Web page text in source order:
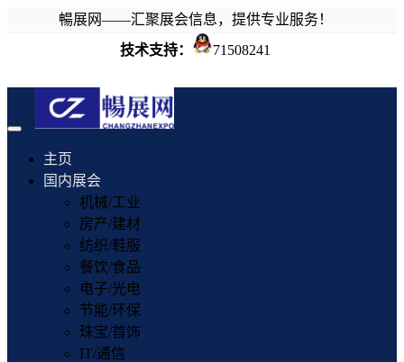
暢展网——汇聚展会信息，提供专业服务！
技术支持：
71508241
Toggle
navigation
主页
国内展会
机械/工业
房产/建材
纺织/鞋服
餐饮/食品
电子/光电
节能/环保
珠宝/首饰
IT/通信